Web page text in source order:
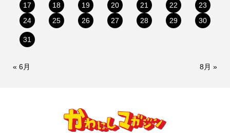
17
18 19 20 21 22
23
24
25 26 27 28 29 30
31
« 6月 8月 »